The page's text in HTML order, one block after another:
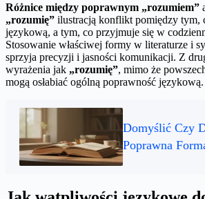
Różnice między poprawnym „rozumiem”
„rozumię” ilustracją konflikt pomiędzy tym,
językową, a tym, co przyjmuje się w
Stosowanie właściwej formy w literaturze i
sprzyja precyzji i jasności komunikacji. Z
wyrażenia jak „rozumię”, mimo że
mogą osłabiać ogólną poprawność językową.
Domyślić Czy
Poprawna